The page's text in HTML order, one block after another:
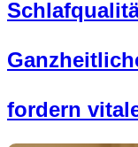
fordern